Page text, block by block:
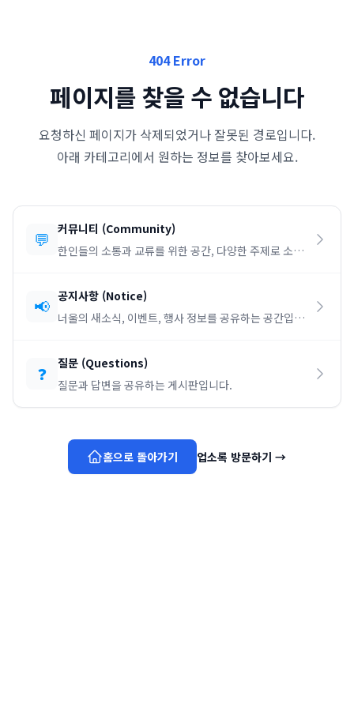
404 Error
페이지를 찾을 수 없습니다
요청하신 페이지가 삭제되었거나 잘못된 경로입니다.
아래 카테고리에서 원하는 정보를 찾아보세요.
💬 커뮤니티 (Community)
한인들의 소통과 교류를 위한 공간, 다양한 주제로 소통
📢 공지사항 (Notice)
너울의 새소식, 이벤트, 행사 정보를 공유하는 공간입니
❓ 질문 (Questions)
질문과 답변을 공유하는 게시판입니다.
홈으로 돌아가기 업소록 방문하기 →